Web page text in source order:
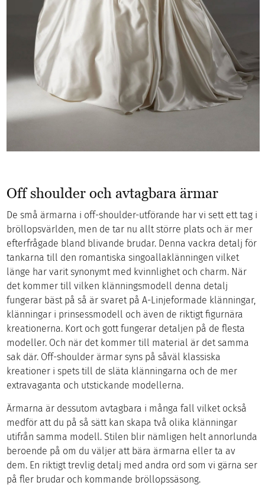
Off shoulder och avtagbara ärmar
De små ärmarna i off-shoulder-utförande har vi sett ett tag i
bröllopsvärlden, men de tar nu allt större plats och är mer
efterfrågade bland blivande brudar. Denna vackra detalj för
tankarna till den romantiska singoallaklänningen vilket
länge har varit synonymt med kvinnlighet och charm. När
det kommer till vilken klänningsmodell denna detalj
fungerar bäst på så är svaret på A-Linjeformade klänningar,
klänningar i prinsessmodell och även de riktigt figurnära
kreationerna. Kort och gott fungerar detaljen på de flesta
modeller. Och när det kommer till material är det samma
sak där. Off-shoulder ärmar syns på såväl klassiska
kreationer i spets till de släta klänningarna och de mer
extravaganta och utstickande modellerna.
Ärmarna är dessutom avtagbara i många fall vilket också
medför att du på så sätt kan skapa två olika klänningar
utifrån samma modell. Stilen blir nämligen helt annorlunda
beroende på om du väljer att bära ärmarna eller ta av
dem. En riktigt trevlig detalj med andra ord som vi gärna ser
på fler brudar och kommande bröllopssäsong.